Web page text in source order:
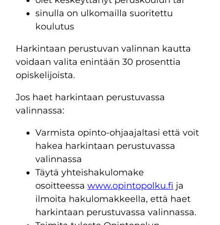
sinulla on ulkomailla suoritettu
koulutus
Harkintaan perustuvan valinnan kautta
voidaan valita enintään 30 prosenttia
opiskelijoista.
Jos haet harkintaan perustuvassa
valinnassa:
Varmista opinto-ohjaajaltasi että voit
hakea harkintaan perustuvassa
valinnassa
Täytä yhteishakulomake
osoitteessa www.opintopolku.fi ja
ilmoita hakulomakkeella, että haet
harkintaan perustuvassa valinnassa.